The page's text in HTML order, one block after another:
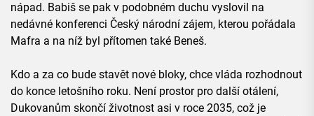
nápad. Babiš se pak v podobném duchu vyslovil na
nedávné konferenci Český národní zájem, kterou pořádala
Mafra a na níž byl přítomen také Beneš.
Kdo a za co bude stavět nové bloky, chce vláda rozhodnout
do konce letošního roku. Není prostor pro další otálení,
Dukovanům skončí životnost asi v roce 2035, což je